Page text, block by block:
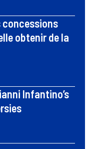
concessions
obtenir de la
Infantino’s